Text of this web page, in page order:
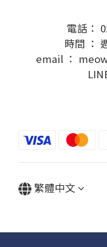
電話：
時間 ：
email ：
繁體中文